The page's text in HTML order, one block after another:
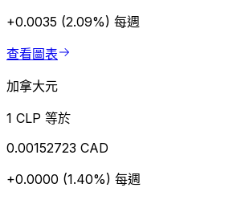
+0.0035 (2.09%) 每週
查看圖表
加拿大元
1 CLP 等於
0.00152723 CAD
+0.0000 (1.40%) 每週